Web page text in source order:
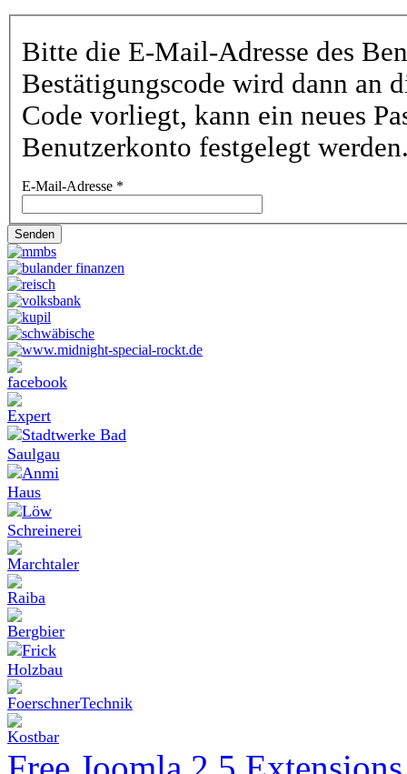
Bitte die E-Mail-Adresse des
Bestätigungscode wird dann an
Code vorliegt, kann ein neues
Benutzerkonto festgelegt
E-Mail-Adresse *
Senden